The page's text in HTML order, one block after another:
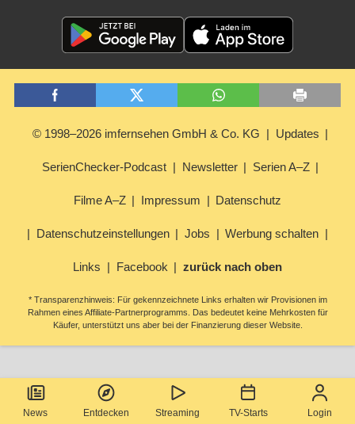
News Entdecken Streaming TV-Starts Login
© 1998–2026 imfernsehen GmbH & Co. KG Updates
SerienChecker-Podcast Newsletter Serien A–Z
Filme A–Z Impressum Datenschutz
Datenschutzeinstellungen Jobs Werbung schalten
Links Facebook zurück nach oben
* Transparenzhinweis: Für gekennzeichnete Links erhalten wir Provisionen im
Rahmen eines Affiliate-Partnerprogramms. Das bedeutet keine Mehrkosten für
Käufer, unterstützt uns aber bei der Finanzierung dieser Website.